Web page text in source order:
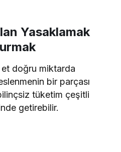
Yasaklamak
et doğru miktarda
bir parçası
tüketim çeşitli
getirebilir.